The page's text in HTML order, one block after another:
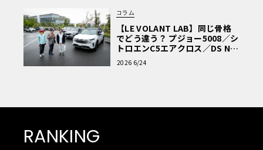
コラム
【LE VOLANT LAB】同じ骨格
でどう違う？ プジョー5008／シ
トロエンC5エアクロス／DS Nº4
読者一気乗りレポート
2026 6/24
RANKING